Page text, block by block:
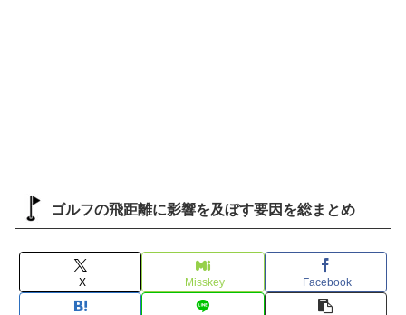
ゴルフの飛距離に影響を及ぼす要因を総まとめ
X Misskey Facebook